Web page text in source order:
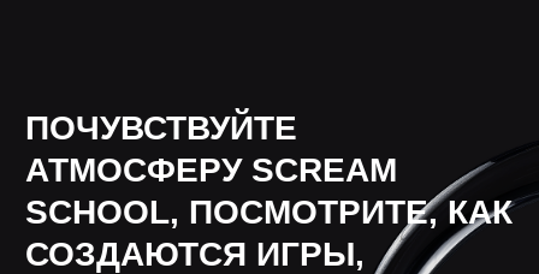
АНО ВО «Универсальный Университет»
О школе
Программы
Работы студентов